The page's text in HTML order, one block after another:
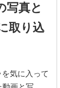
写真と
取り込
気に入って